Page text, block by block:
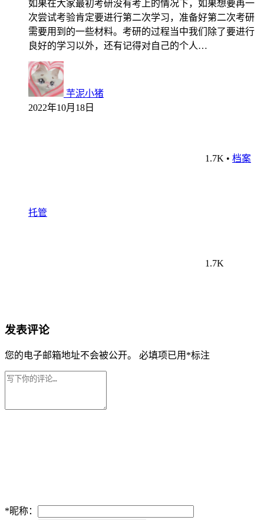
如果在大家最初考研没有考上的情况下，如果想要再一
次尝试考验肯定要进行第二次学习，准备好第二次考研
需要用到的一些材料。考研的过程当中我们除了要进行
良好的学习以外，还有记得对自己的个人…
芋泥小猪
2022年10月18日
1.7K • 档案
托管
1.7K
发表评论
您的电子邮箱地址不会被公开。 必填项已用 *标注
*昵称：